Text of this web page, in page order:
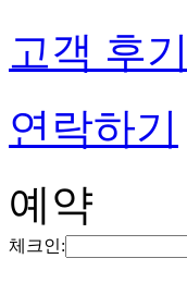
고객 후기
연락하기
예약
체크인: